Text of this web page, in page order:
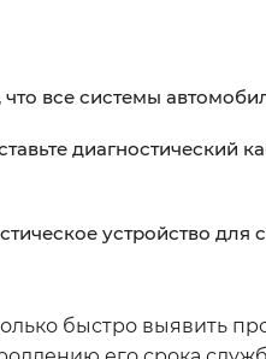
что все системы
диагностический
устройство для
быстро выявить